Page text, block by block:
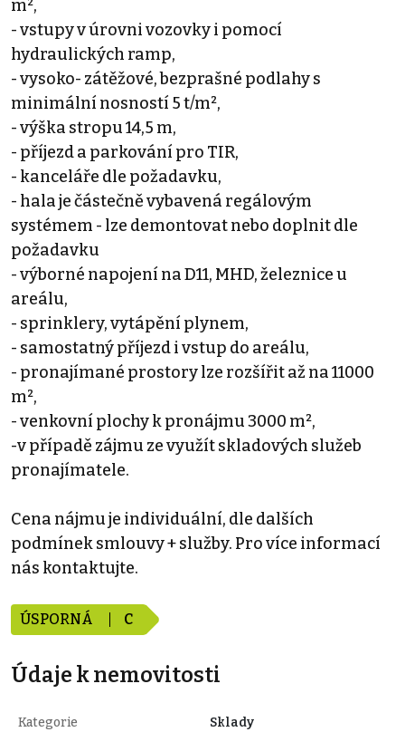
m²,
- vstupy v úrovni vozovky i pomocí
hydraulických ramp,
- vysoko- zátěžové, bezprašné podlahy s
minimální nosností 5 t/m²,
- výška stropu 14,5 m,
- příjezd a parkování pro TIR,
- kanceláře dle požadavku,
- hala je částečně vybavená regálovým
systémem - lze demontovat nebo doplnit dle
požadavku
- výborné napojení na D11, MHD, železnice u
areálu,
- sprinklery, vytápění plynem,
- samostatný příjezd i vstup do areálu,
- pronajímané prostory lze rozšířit až na 11000
m²,
- venkovní plochy k pronájmu 3000 m²,
-v případě zájmu ze využít skladových služeb
pronajímatele.
Cena nájmu je individuální, dle dalších
podmínek smlouvy + služby. Pro více informací
nás kontaktujte.
ÚSPORNÁ C
Údaje k nemovitosti
Kategorie Sklady